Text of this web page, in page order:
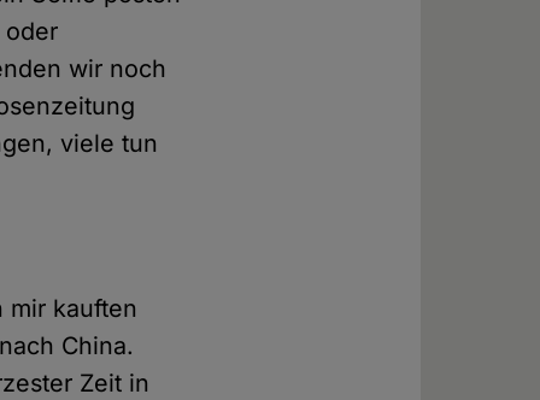
oder
wir noch
viele tun
mir kauften
China.
Zeit in